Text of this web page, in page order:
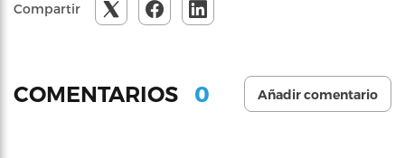
Compartir
COMENTARIOS 0 Añadir comentario